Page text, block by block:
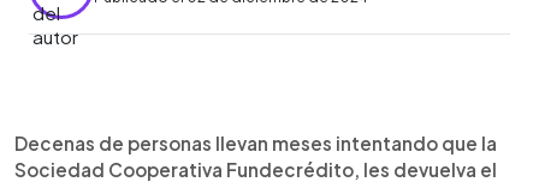
Escuchar artículo
Decenas de personas llevan meses intentando que la
Sociedad Cooperativa Fundecrédito, les devuelva el